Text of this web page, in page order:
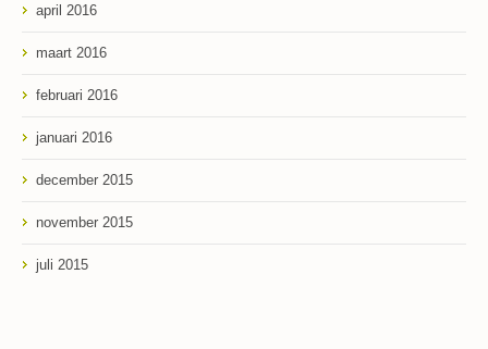
april 2016
maart 2016
februari 2016
januari 2016
december 2015
november 2015
juli 2015